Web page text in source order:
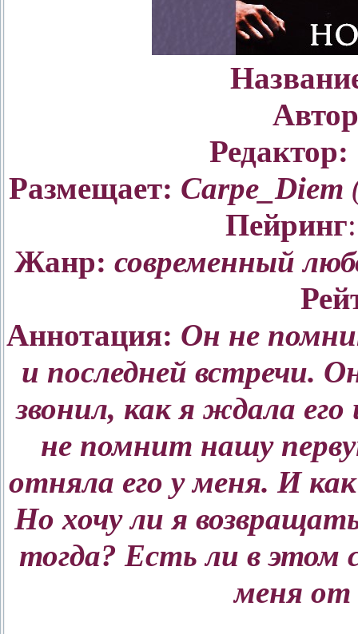
Редактор:
Размещает: Carpe_Diem
Пейринг
Жанр: современный
Аннотация: Он не
и последней встречи.
звонил, как я ждала
не помнит нашу
отняла его у меня. И
Но хочу ли я
тогда? Есть ли в этом
меня от